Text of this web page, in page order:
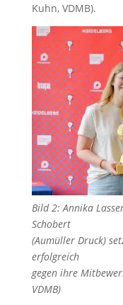
Kuhn, VDMB).
Bild 2: Annika
Schobert
(Aumüller Druck)
erfolgreich
gegen ihre
VDMB)